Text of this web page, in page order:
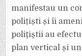
manifestau un
polițiști și îi
poliţiştii au
plan vertical și